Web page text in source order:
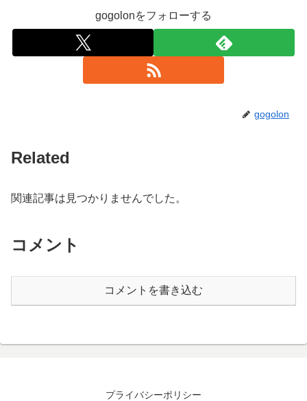
gogolonをフォローする
gogolon
Related
関連記事は見つかりませんでした。
コメント
コメントを書き込む
プライバシーポリシー